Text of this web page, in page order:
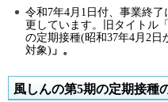
令和7年4月1日付、事業終
更しています。旧タイトル
の定期接種(昭和37年4月2日
対象) 」。
風しんの第5期の定期接種